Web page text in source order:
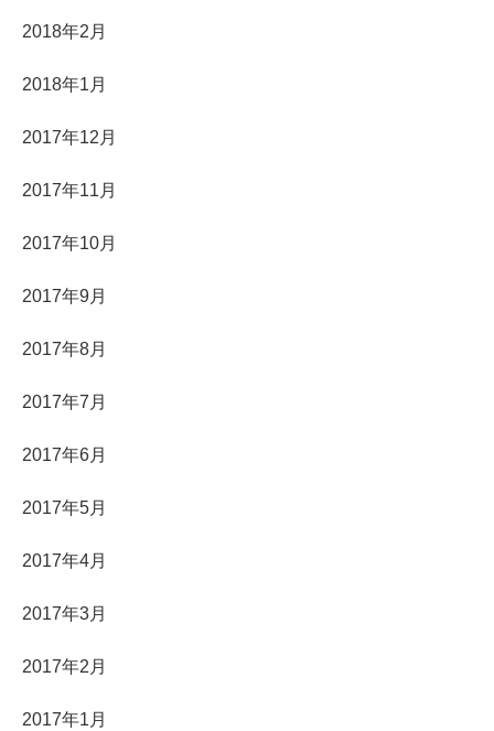
2018年2月
2018年1月
2017年12月
2017年11月
2017年10月
2017年9月
2017年8月
2017年7月
2017年6月
2017年5月
2017年4月
2017年3月
2017年2月
2017年1月